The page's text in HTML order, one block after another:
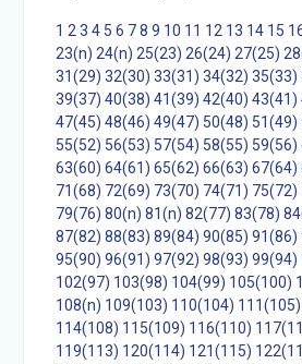
1 2 3 4 5 6 7 8 9 10 11 12 13 14 15
23(n) 24(n) 25(23) 26(24) 27(25)
31(29) 32(30) 33(31) 34(32) 35(33)
39(37) 40(38) 41(39) 42(40) 43(41)
47(45) 48(46) 49(47) 50(48) 51(49)
55(52) 56(53) 57(54) 58(55) 59(56)
63(60) 64(61) 65(62) 66(63) 67(64)
71(68) 72(69) 73(70) 74(71) 75(72)
79(76) 80(n) 81(n) 82(77) 83(78)
87(82) 88(83) 89(84) 90(85) 91(86)
95(90) 96(91) 97(92) 98(93) 99(94)
102(97) 103(98) 104(99) 105(100)
108(n) 109(103) 110(104) 111(105)
114(108) 115(109) 116(110)
119(113) 120(114) 121(115)